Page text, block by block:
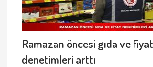
Ramazan öncesi gıda ve fiyat
denetimleri arttı